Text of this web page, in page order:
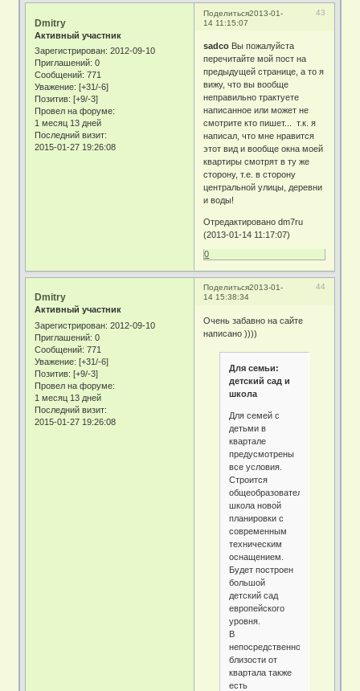
Поделиться 43
2013-01-
14 11:15:07
Dmitry
Активный участник
Зарегистрирован: 2012-09-10
Приглашений: 0
Сообщений: 771
Уважение: [+31/-6]
Позитив: [+9/-3]
Провел на форуме:
1 месяц 13 дней
Последний визит:
2015-01-27 19:26:08
sadco Вы пожалуйста
перечитайте мой пост на
предыдущей странице, а то я
вижу, что вы вообще
неправильно трактуете
написанное или может не
смотрите кто пишет... т.к. я
написал, что мне нравится
этот вид и вообще окна моей
квартиры смотрят в ту же
сторону, т.е. в сторону
центральной улицы, деревни
и воды!
Отредактировано dm7ru
(2013-01-14 11:17:07)
0
Поделиться 44
2013-01-
14 15:38:34
Dmitry
Активный участник
Зарегистрирован: 2012-09-10
Приглашений: 0
Сообщений: 771
Уважение: [+31/-6]
Позитив: [+9/-3]
Провел на форуме:
1 месяц 13 дней
Последний визит:
2015-01-27 19:26:08
Очень забавно на сайте
написано ))))
Для семьи:
детский сад и
школа
Для семей с
детьми в
квартале
предусмотрены
все условия.
Строится
общеобразовательная
школа новой
планировки с
современным
техническим
оснащением.
Будет построен
большой
детский сад
европейского
уровня.
В
непосредственной
близости от
квартала также
есть